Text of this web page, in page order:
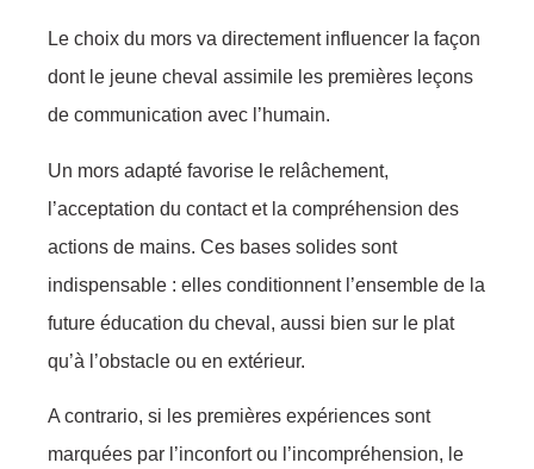
Le choix du mors va directement influencer la façon
dont le jeune cheval assimile les premières leçons
de communication avec l’humain.
Un mors adapté favorise le relâchement,
l’acceptation du contact et la compréhension des
actions de mains. Ces bases solides sont
indispensable : elles conditionnent l’ensemble de la
future éducation du cheval, aussi bien sur le plat
qu’à l’obstacle ou en extérieur.
A contrario, si les premières expériences sont
marquées par l’inconfort ou l’incompréhension, le